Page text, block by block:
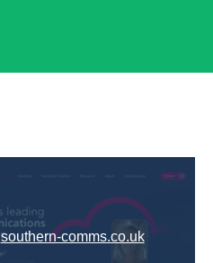
southern-comms.co.uk